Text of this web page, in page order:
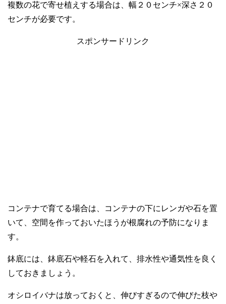
複数の花で寄せ植えする場合は、幅２０センチ×深さ２０
センチが必要です。
スポンサードリンク
コンテナで育てる場合は、コンテナの下にレンガや石を置
いて、空間を作っておいたほうが根腐れの予防になりま
す。
鉢底には、鉢底石や軽石を入れて、排水性や通気性を良く
しておきましょう。
オシロイバナは放っておくと、伸びすぎるので伸びた枝や